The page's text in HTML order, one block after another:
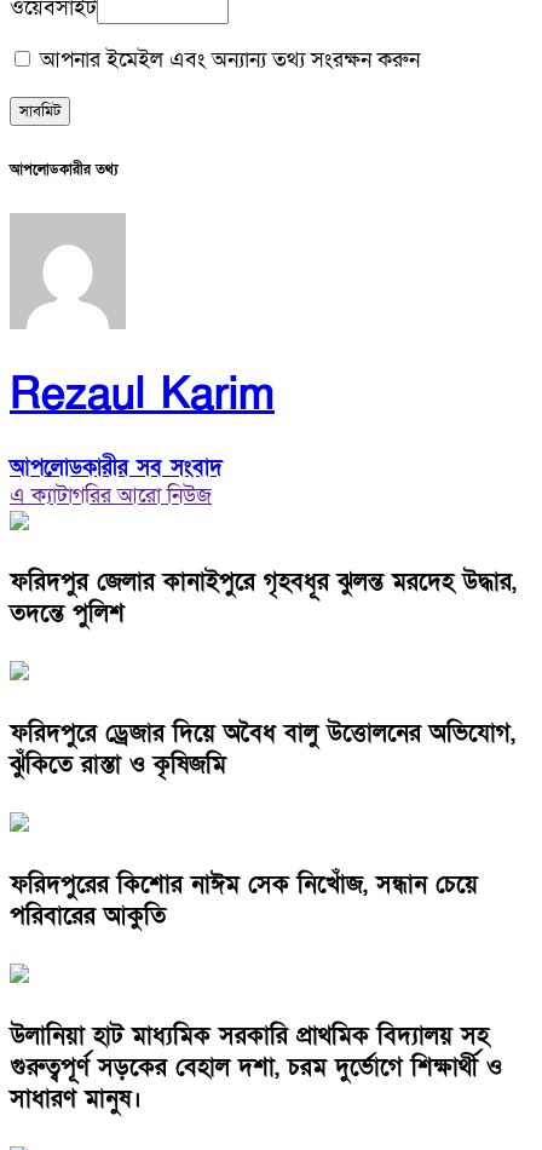
ওয়েবসাইট
আপনার ইমেইল এবং অন্যান্য তথ্য সংরক্ষন করুন
আপলোডকারীর তথ্য
Rezaul Karim
আপলোডকারীর সব সংবাদ
এ ক্যাটাগরির আরো নিউজ
ফরিদপুর জেলার কানাইপুরে গৃহবধূর ঝুলন্ত মরদেহ উদ্ধার,
তদন্তে পুলিশ
ফরিদপুরে ড্রেজার দিয়ে অবৈধ বালু উত্তোলনের অভিযোগ,
ঝুঁকিতে রাস্তা ও কৃষিজমি
ফরিদপুরের কিশোর নাঈম সেক নিখোঁজ, সন্ধান চেয়ে
পরিবারের আকুতি
উলানিয়া হাট মাধ্যমিক সরকারি প্রাথমিক বিদ্যালয় সহ
গুরুত্বপূর্ণ সড়কের বেহাল দশা, চরম দুর্ভোগে শিক্ষার্থী ও
সাধারণ মানুষ।